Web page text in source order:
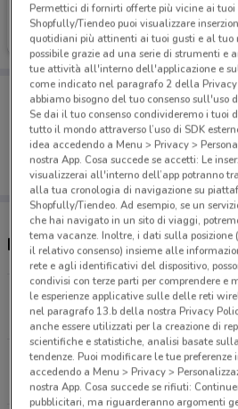
Ehiweb
Scade il 31/08
Porta DoveConviene
Puoi trovare le migliori
salvarle e creare la tua lista
dal tuo cellulare.
Negozi Ehiweb a Livorno
Via Terrazzinin, 53 Livorno
918 m
Via Di Padule, 17 Pisa
20.4 km
Permettici di fornirti offerte più vicine ai
Shopfully/Tiendeo puoi visualizzare
quotidiani più attinenti ai tuoi gusti e al tuo
possibile grazie ad una serie di strumenti e
tue attività all'interno dell'applicazione e
come indicato nel paragrafo 2 della Privacy
abbiamo bisogno del tuo consenso sull'uso
Se dai il tuo consenso condivideremo i tuoi
tutto il mondo attraverso l’uso di SDK
idea accedendo a Menu > Privacy >
nostra App. Cosa succede se accetti: Le
visualizzerai all'interno dell’app potranno
alla tua cronologia di navigazione su
Shopfully/Tiendeo. Ad esempio, se un
che hai navigato in un sito di viaggi,
tema vacanze. Inoltre, i dati sulla posizione
il relativo consenso) insieme alle
rete e agli identificativi del dispositivo,
condivisi con terze parti per comprendere
le esperienze applicative sulle delle reti
nel paragrafo 13.b della nostra Privacy
anche essere utilizzati per la creazione di
scientifiche e statistiche, analisi basate
tendenze. Puoi modificare le tue
accedendo a Menu > Privacy >
nostra App. Cosa succede se rifiuti:
pubblicitari, ma riguarderanno argomenti